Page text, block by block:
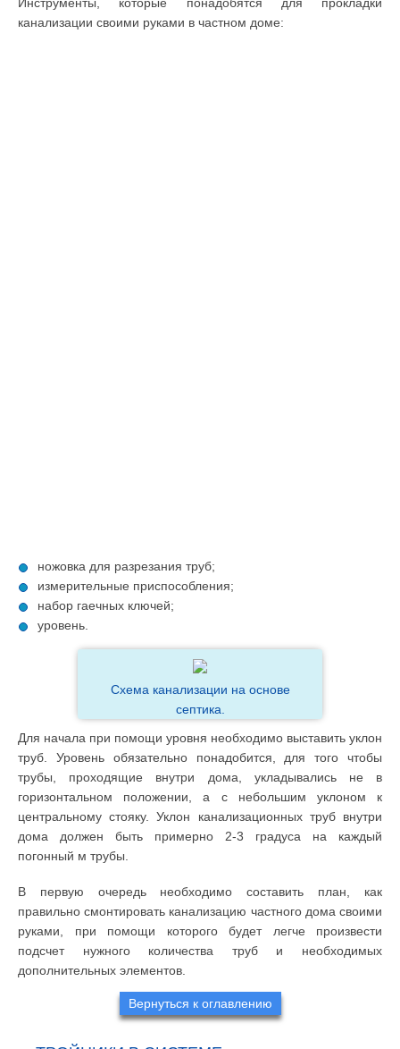
канализации своими руками в частном доме:
ножовка для разрезания труб;
измерительные приспособления;
набор гаечных ключей;
уровень.
Схема канализации на основе
септика.
Для начала при помощи уровня необходимо выставить уклон
труб. Уровень обязательно понадобится, для того чтобы
трубы, проходящие внутри дома, укладывались не в
горизонтальном положении, а с небольшим уклоном к
центральному стояку. Уклон канализационных труб внутри
дома должен быть примерно 2-3 градуса на каждый
погонный м трубы.
В первую очередь необходимо составить план, как
правильно смонтировать канализацию частного дома своими
руками, при помощи которого будет легче произвести
подсчет нужного количества труб и необходимых
дополнительных элементов.
Вернуться к оглавлению